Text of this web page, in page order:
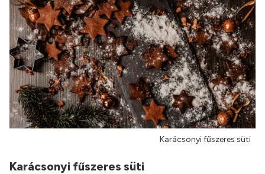
Karácsonyi fűszeres süti
Karácsonyi fűszeres süti